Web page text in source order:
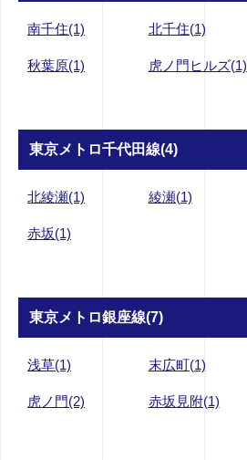
南千住(1) 北千住(1)
秋葉原(1) 虎ノ門ヒルズ(1)
東京メトロ千代田線(4)
北綾瀬(1) 綾瀬(1)
赤坂(1)
東京メトロ銀座線(7)
浅草(1) 末広町(1)
虎ノ門(2) 赤坂見附(1)